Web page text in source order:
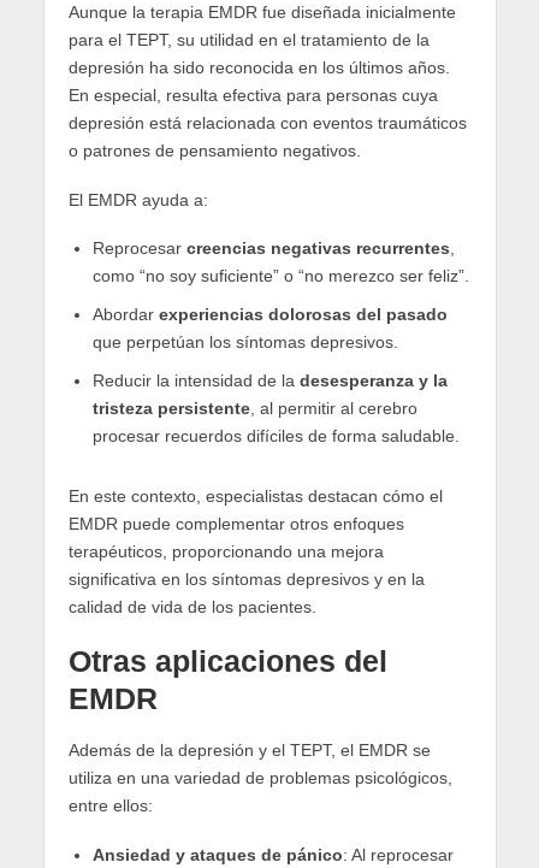
Aunque la terapia EMDR fue diseñada inicialmente
para el TEPT, su utilidad en el tratamiento de la
depresión ha sido reconocida en los últimos años.
En especial, resulta efectiva para personas cuya
depresión está relacionada con eventos traumáticos
o patrones de pensamiento negativos.
El EMDR ayuda a:
Reprocesar creencias negativas recurrentes,
como “no soy suficiente” o “no merezco ser feliz”.
Abordar experiencias dolorosas del pasado
que perpetúan los síntomas depresivos.
Reducir la intensidad de la desesperanza y la
tristeza persistente, al permitir al cerebro
procesar recuerdos difíciles de forma saludable.
En este contexto, especialistas destacan cómo el
EMDR puede complementar otros enfoques
terapéuticos, proporcionando una mejora
significativa en los síntomas depresivos y en la
calidad de vida de los pacientes.
Otras aplicaciones del
EMDR
Además de la depresión y el TEPT, el EMDR se
utiliza en una variedad de problemas psicológicos,
entre ellos:
Ansiedad y ataques de pánico: Al reprocesar